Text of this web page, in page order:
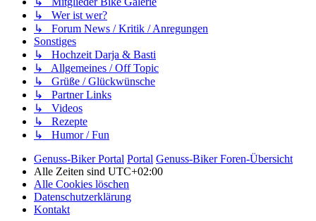
↳ Wer ist wer?
↳ Forum News / Kritik / Anregungen
Sonstiges
↳ Hochzeit Darja & Basti
↳ Allgemeines / Off Topic
↳ Grüße / Glückwünsche
↳ Partner Links
↳ Videos
↳ Rezepte
↳ Humor / Fun
Genuss-Biker Portal Portal Genuss-Biker Foren-Übersicht
Alle Zeiten sind UTC+02:00
Alle Cookies löschen
Datenschutzerklärung
Kontakt